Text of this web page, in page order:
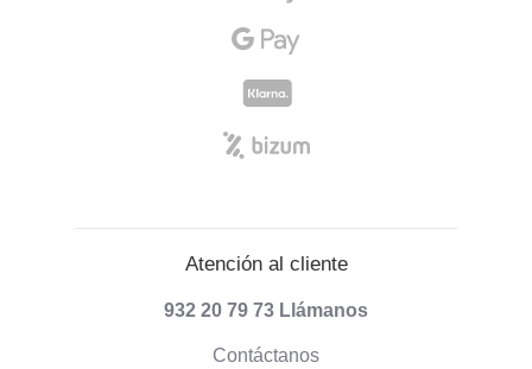
Atención al cliente
932 20 79 73 Llámanos
Contáctanos